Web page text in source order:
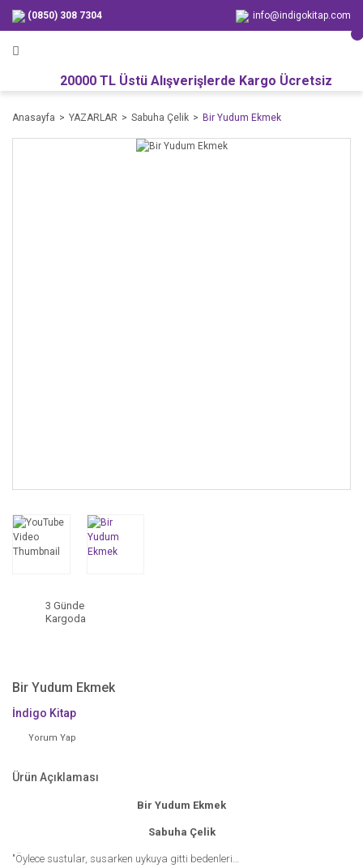
(0850) 308 7304 info@indigokitap.com
20000 TL Üstü Alışverişlerde Kargo Ücretsiz
Anasayfa YAZARLAR Sabuha Çelik Bir Yudum Ekmek
3 Günde
Kargoda
Bir Yudum Ekmek
İndigo Kitap
Yorum Yap
Ürün Açıklaması
Bir Yudum Ekmek
Sabuha Çelik
"Öylece sustular, susarken uykuya gitti bedenleri…